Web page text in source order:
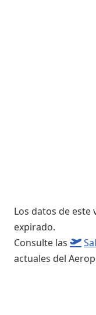
Los datos de este
expirado.
Consulte las
actuales del